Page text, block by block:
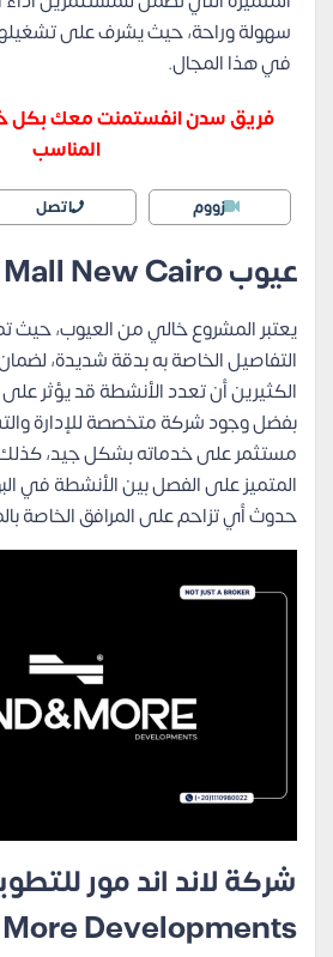
سهولة وراحة، حيث يشرف على
في هذا المجال.
فريق سدن انفستمنت معك بكل
المناسب
زووم اتصل
عيوبNew Cairo
يعتبر المشروع خالي من العيوب، حيث
التفاصيل الخاصة به بدقة شديدة،
الكثيرين أن تعدد الأنشطة قد يؤثر
بفضل وجود شركة متخصصة للإدارة
مستثمر على خدماته بشكل جيد،
المتميز على الفصل بين الأنشطة في
حدوث أي تزاحم على المرافق الخاصة
شركة لاند اند مور
Developments